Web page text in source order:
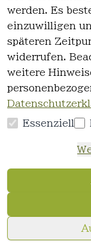
werden. Es
einzuwilligen
späteren
widerrufen.
weitere
Essenziell
Datenschutz
Widerrufsre
cht